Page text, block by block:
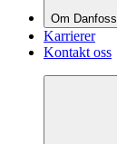
Om Danfoss
Karrierer
Kontakt oss